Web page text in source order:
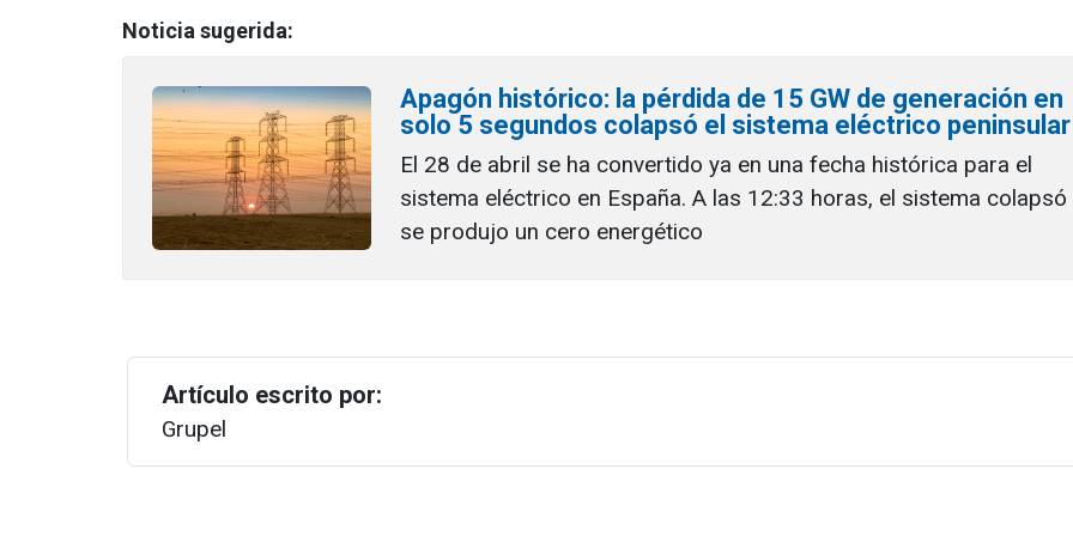
Noticia sugerida:
Apagón histórico: la pérdida de 15 GW de generación en
solo 5 segundos colapsó el sistema eléctrico peninsular
El 28 de abril se ha convertido ya en una fecha histórica para el
sistema eléctrico en España. A las 12:33 horas, el sistema colapsó
se produjo un cero energético
Artículo escrito por:
Grupel